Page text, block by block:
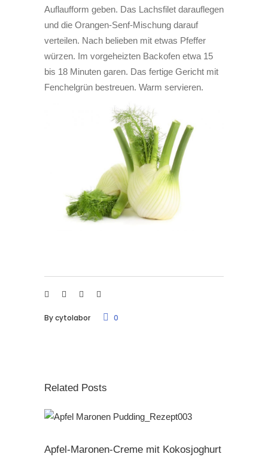
Auflaufform geben. Das Lachsfilet darauflegen
und die Orangen-Senf-Mischung darauf
verteilen. Nach belieben mit etwas Pfeffer
würzen. Im vorgeheizten Backofen etwa 15
bis 18 Minuten garen. Das fertige Gericht mit
Fenchelgrün bestreuen. Warm servieren.
Bycytolabor 0
Related Posts
Apfel-Maronen-Creme mit Kokosjoghurt